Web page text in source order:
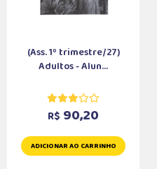
(Ass. 1º trimestre/27)
Adultos - Alun...
R$ 90,20
ADICIONAR AO CARRINHO